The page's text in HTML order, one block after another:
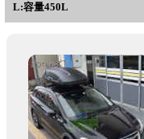
L:容量450L